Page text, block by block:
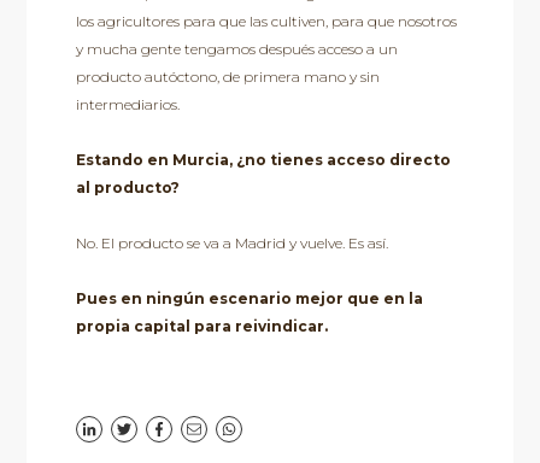
los agricultores para que las cultiven, para que nosotros
y mucha gente tengamos después acceso a un
producto autóctono, de primera mano y sin
intermediarios.
Estando en Murcia, ¿no tienes acceso directo
al producto?
No. El producto se va a Madrid y vuelve. Es así.
Pues en ningún escenario mejor que en la
propia capital para reivindicar.